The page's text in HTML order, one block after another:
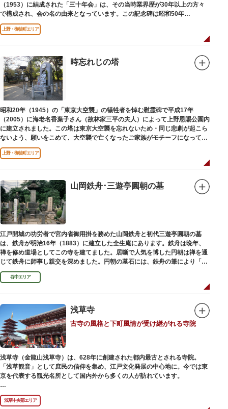
（1953）に結成された「三十年会」は、その当時業界歴が30年以上の方々
で構成され、会の名の由来となっています。この記念碑は昭和50年
（1975）に同会が建立しました。
上野・御徒町エリア
時忘れじの塔
昭和20年（1945）の「東京大空襲」の犠牲者を悼む慰霊碑で平成17年
（2005）に海老名香葉子さん（故林家三平の夫人）によって上野恩賜公園内
に建立されました。この塔は東京大空襲を忘れないため・同じ悲劇が起こら
ないよう、願いをこめて、大空襲で亡くなったご家族がモチーフになってい
る平和祈念母子像・時計塔です。
上野・御徒町エリア
山岡鉄舟･三遊亭圓朝の墓
江戸開城の功労者で宮内省御用掛を務めた山岡鉄舟と初代三遊亭圓朝の墓
は、鉄舟が明治16年（1883）に建立した全生庵にあります。鉄舟は晩年、
禅を修め道場としてこの寺を建てました。居噺で人気を博した円朝は禅を通
じて鉄舟に師事し親交を深めました。円朝の墓石には、鉄舟の筆により「三
遊亭円朝無舌居士」とあります。
谷中エリア
浅草寺
古寺の風格と下町風情が受け継がれる寺院
浅草寺（金龍山浅草寺）は、628年に創建された都内最古とされる寺院。
「浅草観音」として庶民の信仰を集め、江戸文化発展の中心地に。今では東
京を代表する観光名所として国内外から多くの人が訪れています。
浅草の象徴とも言える「雷門（風雷神門）」は、高さ3.9mの大提灯と風神雷
神像が安置された浅草寺の総門。本堂前には2体の仁王尊像が並ぶ山門「宝
浅草中央部エリア